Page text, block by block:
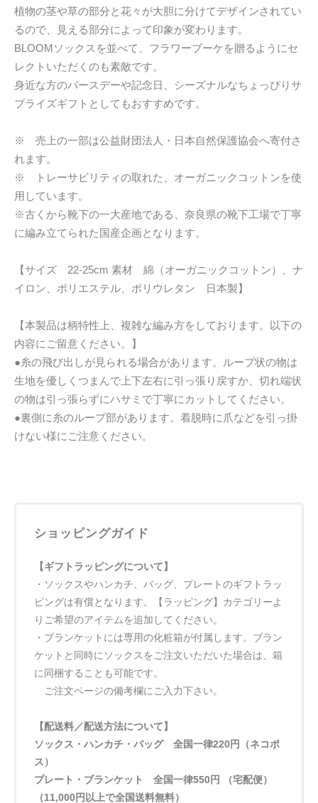
植物の茎や草の部分と花々が大胆に分けてデザインされてい
るので、見える部分によって印象が変わります。
BLOOMソックスを並べて、フラワーブーケを贈るようにセ
レクトいただくのも素敵です。
身近な方のバースデーや記念日、シーズナルなちょっぴりサ
プライズギフトとしてもおすすめです。
※ 売上の一部は公益財団法人・日本自然保護協会へ寄付さ
れます。
※ トレーサビリティの取れた、オーガニックコットンを使
用しています。
※古くから靴下の一大産地である、奈良県の靴下工場で丁寧
に編み立てられた国産企画となります。
【サイズ 22-25cm 素材 綿（オーガニックコットン）、ナ
イロン、ポリエステル、ポリウレタン 日本製】
【本製品は柄特性上、複雑な編み方をしております。以下の
内容にご留意ください。】
●糸の飛び出しが見られる場合があります。ループ状の物は
生地を優しくつまんで上下左右に引っ張り戻すか、切れ端状
の物は引っ張らずにハサミで丁寧にカットしてください。
●裏側に糸のループ部があります。着脱時に爪などを引っ掛
けない様にご注意ください。
ショッピングガイド
【ギフトラッピングについて】
・ソックスやハンカチ、バッグ、プレートのギフトラッ
ピングは有償となります。【ラッピング】カテゴリーよ
りご希望のアイテムを追加してください。
・ブランケットには専用の化粧箱が付属します。ブラン
ケットと同時にソックスをご注文いただいた場合は、箱
に同梱することも可能です。
ご注文ページの備考欄にご入力下さい。
【配送料／配送方法について】
ソックス・ハンカチ・バッグ 全国一律220円（ネコポ
ス）
プレート・ブランケット 全国一律550円 （宅配便）
（11,000円以上で全国送料無料）